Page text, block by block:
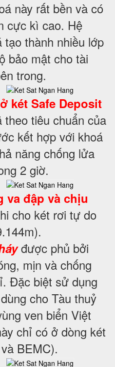
này rất bền và có
cực kì cao. Hệ
tạo thành nhiều lớp
bảo mật cho tài
trong.
két Safe Deposit
theo tiêu chuẩn của
kết hợp với khoá
năng chống lửa
2 giờ.
va đập và chịu
cho két rơi tự do
được phủ bởi
mịn và chống
Đặc biệt sử dụng
cho Tàu thuỷ
ven biển Việt
chỉ có ở dòng két
BEMC).